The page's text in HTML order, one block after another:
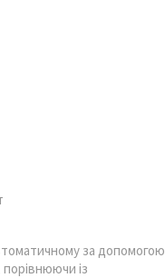
за допомогою
із